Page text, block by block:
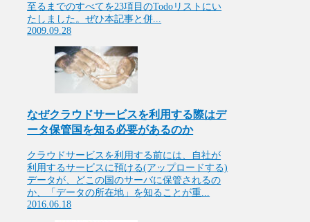
至るまでのすべてを23項目のTodoリストにい
たしました。ぜひ本記事と併...
2009.09.28
なぜクラウドサービスを利用する際はデ
ータ保管国を知る必要があるのか
クラウドサービスを利用する前には、自社が
利用するサービスに預ける(アップロードする)
データが、どこの国のサーバに保管されるの
か、「データの所在地」を知ることが重...
2016.06.18